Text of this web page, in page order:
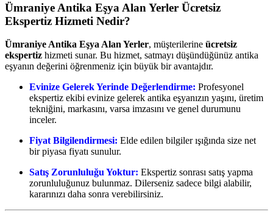
Ümraniye Antika Eşya Alan Yerler Ücretsiz
Ekspertiz Hizmeti Nedir?
Ümraniye Antika Eşya Alan Yerler, müşterilerine ücretsiz
ekspertiz hizmeti sunar. Bu hizmet, satmayı düşündüğünüz antika
eşyanın değerini öğrenmeniz için büyük bir avantajdır.
Evinize Gelerek Yerinde Değerlendirme: Profesyonel
ekspertiz ekibi evinize gelerek antika eşyanızın yaşını, üretim
tekniğini, markasını, varsa imzasını ve genel durumunu
inceler.
Fiyat Bilgilendirmesi: Elde edilen bilgiler ışığında size net
bir piyasa fiyatı sunulur.
Satış Zorunluluğu Yoktur: Ekspertiz sonrası satış yapma
zorunluluğunuz bulunmaz. Dilerseniz sadece bilgi alabilir,
kararınızı daha sonra verebilirsiniz.